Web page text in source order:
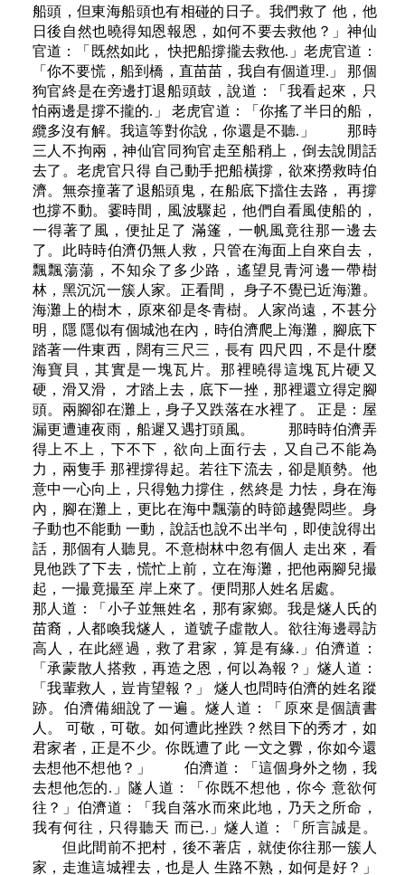
船頭，但東海船頭也有相碰的日子。我們救了 他，他
日後自然也曉得知恩報恩，如何不要去救他？」神仙
官道：「既然如此， 快把船撐攏去救他.」老虎官道：
「你不要慌，船到橋，直苗苗，我自有個道理.」 那個
狗官終是在旁邊打退船頭鼓，說道：「我看起來，只
怕兩邊是撐不攏的.」 老虎官道：「你搖了半日的船，
纜多沒有解。我這等對你說，你還是不聽.」 那時
三人不拘兩，神仙官同狗官走至船稍上，倒去說閒話
去了。老虎官只得 自己動手把船橫撐，欲來撈救時伯
濟。無奈撞著了退船頭鬼，在船底下擋住去路， 再撐
也撐不動。霎時間，風波驟起，他們自看風使船的，
一得著了風，便扯足了 滿篷，一帆風竟往那一邊去
了。此時時伯濟仍無人救，只管在海面上自來自去，
飄飄蕩蕩，不知氽了多少路，遙望見青河邊一帶樹
林，黑沉沉一簇人家。正看間， 身子不覺已近海灘。
海灘上的樹木，原來卻是冬青樹。人家尚遠，不甚分
明，隱 隱似有個城池在內，時伯濟爬上海灘，腳底下
踏著一件東西，闊有三尺三，長有 四尺四，不是什麼
海寶貝，其實是一塊瓦片。那裡曉得這塊瓦片硬又
硬，滑又滑， 才踏上去，底下一挫，那裡還立得定腳
頭。兩腳卻在灘上，身子又跌落在水裡了。 正是：屋
漏更遭連夜雨，船遲又遇打頭風。 那時時伯濟弄
得上不上，下不下，欲向上面行去，又自己不能為
力，兩隻手 那裡撐得起。若往下流去，卻是順勢。他
意中一心向上，只得勉力撐住，然終是 力怯，身在海
內，腳在灘上，更比在海中飄蕩的時節越覺悶些。身
子動也不能動 一動，說話也說不出半句，即使說得出
話，那個有人聽見。不意樹林中忽有個人 走出來，看
見他跌了下去，慌忙上前，立在海灘，把他兩腳兒撮
起，一撮竟撮至 岸上來了。便問那人姓名居處。
那人道：「小子並無姓名，那有家鄉。我是燧人氏的
苗裔，人都喚我燧人， 道號子虛散人。欲往海邊尋訪
高人，在此經過，救了君家，算是有緣.」伯濟道：
「承蒙散人搭救，再造之恩，何以為報？」燧人道：
「我輩救人，豈肯望報？」 燧人也問時伯濟的姓名蹤
跡。伯濟備細說了一遍。燧人道：「原來是個讀書
人。 可敬，可敬。如何遭此挫跌？然目下的秀才，如
君家者，正是不少。你既遭了此 一文之釁，你如今還
去想他不想他？」 伯濟道：「這個身外之物，我
去想他怎的.」隧人道：「你既不想他，你今 意欲何
往？」伯濟道：「我自落水而來此地，乃天之所命，
我有何往，只得聽天 而已.」燧人道：「所言誠是。
但此間前不把村，後不著店，就使你往那一簇人
家，走進這城裡去，也是人 生路不熟，如何是好？」